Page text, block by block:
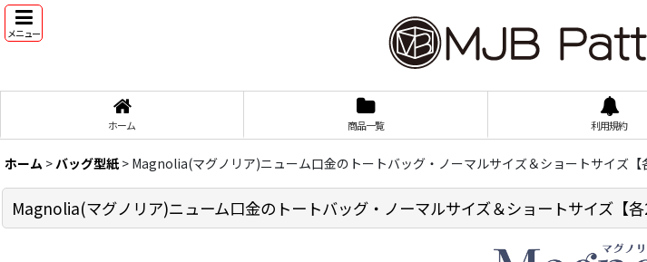
メニュー
ホーム 商品一覧 利用規約
ホーム >バッグ型紙 > Magnolia(マグノリア)ニューム口金のトートバッグ・ノーマルサイズ＆ショートサイズ
Magnolia(マグノリア)ニューム口金のトートバッグ・ノーマルサイズ＆ショートサイズ【